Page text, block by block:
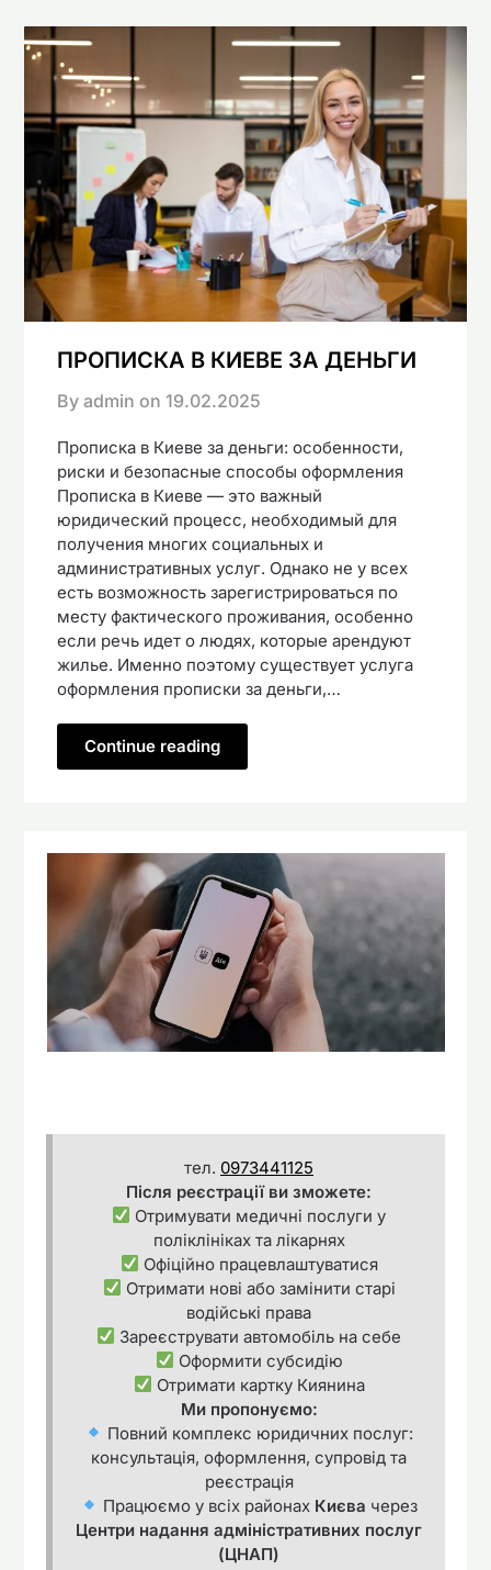
ПРОПИСКА В КИЕВЕ ЗА ДЕНЬГИ
By admin on 19.02.2025
Прописка в Киеве за деньги: особенности,
риски и безопасные способы оформления
Прописка в Киеве — это важный
юридический процесс, необходимый для
получения многих социальных и
административных услуг. Однако не у всех
есть возможность зарегистрироваться по
месту фактического проживания, особенно
если речь идет о людях, которые арендуют
жилье. Именно поэтому существует услуга
оформления прописки за деньги,…
Continue reading
тел. 0973441125
Після реєстрації ви зможете:
Отримувати медичні послуги у
поліклініках та лікарнях
Офіційно працевлаштуватися
Отримати нові або замінити старі
водійські права
Зареєструвати автомобіль на себе
Оформити субсидію
Отримати картку Киянина
Ми пропонуємо:
Повний комплекс юридичних послуг:
консультація, оформлення, супровід та
реєстрація
Працюємо у всіх районах Києва через
Центри надання адміністративних послуг
(ЦНАП)